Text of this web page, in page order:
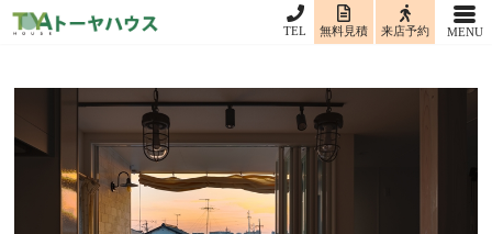
TEL 無料見積 来店予約